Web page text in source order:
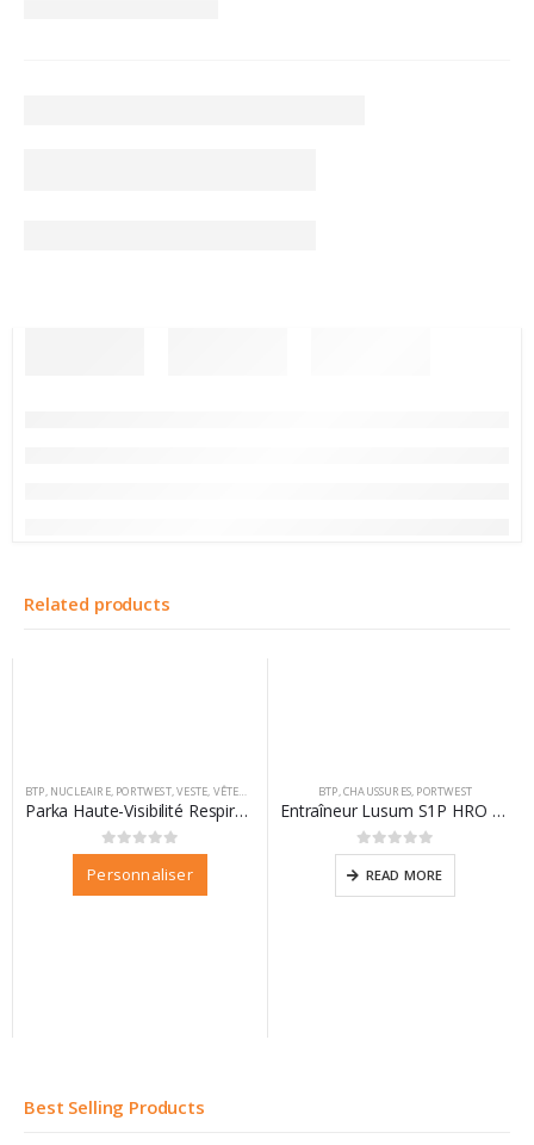
Related products
BTP, NUCLEAIRE, PORTWEST,VESTE, VÊTEMENTS VÊTEMENTS PERSONNALISABLES
Parka Haute-Visibilité Respirante Interactive orange
0sur 5
Personnaliser
BTP,CHAUSSURES, PORTWEST
Entraîneur Lusum S1P HRO Steelite
0sur 5
READ MORE
Best Selling Products